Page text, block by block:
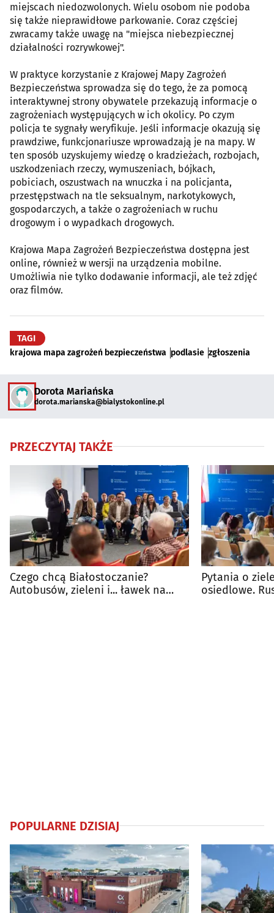
miejscach niedozwolonych. Wielu osobom nie podoba
się także nieprawidłowe parkowanie. Coraz częściej
zwracamy także uwagę na "miejsca niebezpiecznej
działalności rozrywkowej".
W praktyce korzystanie z Krajowej Mapy Zagrożeń
Bezpieczeństwa sprowadza się do tego, że za pomocą
interaktywnej strony obywatele przekazują informacje o
zagrożeniach występujących w ich okolicy. Po czym
policja te sygnały weryfikuje. Jeśli informacje okazują się
prawdziwe, funkcjonariusze wprowadzają je na mapy. W
ten sposób uzyskujemy wiedzę o kradzieżach, rozbojach,
uszkodzeniach rzeczy, wymuszeniach, bójkach,
pobiciach, oszustwach na wnuczka i na policjanta,
przestępstwach na tle seksualnym, narkotykowych,
gospodarczych, a także o zagrożeniach w ruchu
drogowym i o wypadkach drogowych.
Krajowa Mapa Zagrożeń Bezpieczeństwa dostępna jest
online, również w wersji na urządzenia mobilne.
Umożliwia nie tylko dodawanie informacji, ale też zdjęć
oraz filmów.
TAGI
krajowa mapa zagrożeń bezpieczeństwa podlasie zgłoszenia
Dorota Mariańska
dorota.marianska@bialystokonline.pl
PRZECZYTAJ TAKŻE
Czego chcą Białostoczanie?
Autobusów, zieleni i... ławek na
Pytania o
osiedlowe.
POPULARNE DZISIAJ